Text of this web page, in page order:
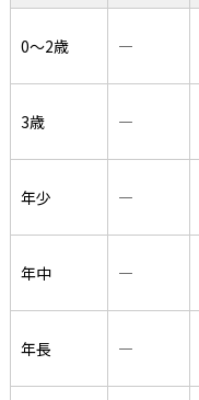
0〜2歳 ―
3歳 ―
年少 ―
年中 ―
年長 ―